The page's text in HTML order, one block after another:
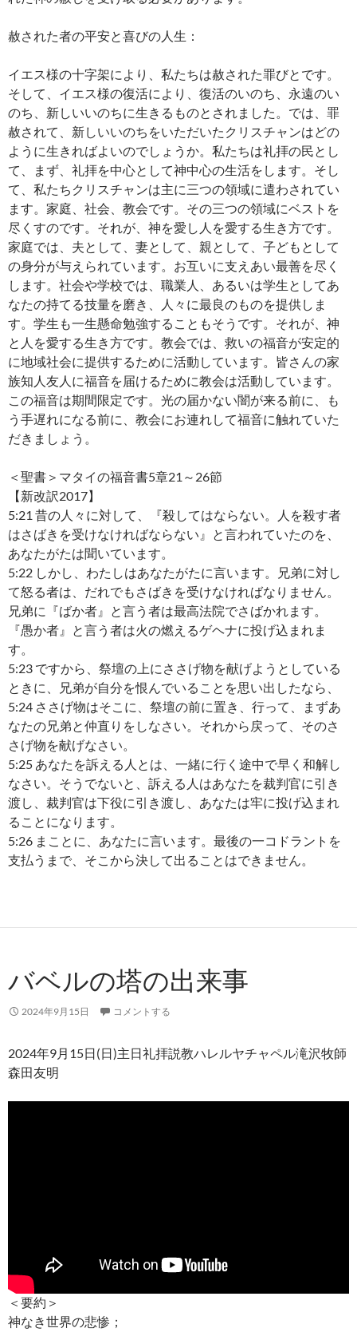
赦された者の平安と喜びの人生：
イエス様の十字架により、私たちは赦された罪びとです。
そして、イエス様の復活により、復活のいのち、永遠のい
のち、新しいいのちに生きるものとされました。では、罪
赦されて、新しいいのちをいただいたクリスチャンはどの
ように生きればよいのでしょうか。私たちは礼拝の民とし
て、まず、礼拝を中心として神中心の生活をします。そし
て、私たちクリスチャンは主に三つの領域に遣わされてい
ます。家庭、社会、教会です。その三つの領域にベストを
尽くすのです。それが、神を愛し人を愛する生き方です。
家庭では、夫として、妻として、親として、子どもとして
の身分が与えられています。お互いに支えあい最善を尽く
します。社会や学校では、職業人、あるいは学生としてあ
なたの持てる技量を磨き、人々に最良のものを提供しま
す。学生も一生懸命勉強することもそうです。それが、神
と人を愛する生き方です。教会では、救いの福音が安定的
に地域社会に提供するために活動しています。皆さんの家
族知人友人に福音を届けるために教会は活動しています。
この福音は期間限定です。光の届かない闇が来る前に、も
う手遅れになる前に、教会にお連れして福音に触れていた
だきましょう。
＜聖書＞マタイの福音書5章21～26節
【新改訳2017】
5:21 昔の人々に対して、『殺してはならない。人を殺す者
はさばきを受けなければならない』と言われていたのを、
あなたがたは聞いています。
5:22 しかし、わたしはあなたがたに言います。兄弟に対し
て怒る者は、だれでもさばきを受けなければなりません。
兄弟に『ばか者』と言う者は最高法院でさばかれます。
『愚か者』と言う者は火の燃えるゲヘナに投げ込まれま
す。
5:23 ですから、祭壇の上にささげ物を献げようとしている
ときに、兄弟が自分を恨んでいることを思い出したなら、
5:24 ささげ物はそこに、祭壇の前に置き、行って、まずあ
なたの兄弟と仲直りをしなさい。それから戻って、そのさ
さげ物を献げなさい。
5:25 あなたを訴える人とは、一緒に行く途中で早く和解し
なさい。そうでないと、訴える人はあなたを裁判官に引き
渡し、裁判官は下役に引き渡し、あなたは牢に投げ込まれ
ることになります。
5:26 まことに、あなたに言います。最後の一コドラントを
支払うまで、そこから決して出ることはできません。
バベルの塔の出来事
2024年9月15日 コメントする
2024年9月15日(日)主日礼拝説教ハレルヤチャペル滝沢牧師
森田友明
＜要約＞
神なき世界の悲惨；